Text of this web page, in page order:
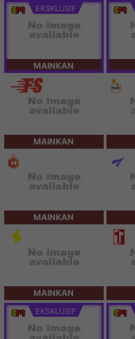
EKSKLUSIF
MAINKAN
MAINKAN
MAINKAN
MAINKAN
EKSKLUSIF